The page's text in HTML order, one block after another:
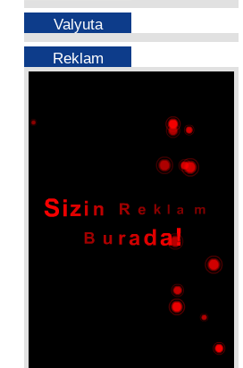
Valyuta
Reklam